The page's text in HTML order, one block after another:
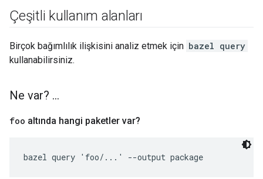
Çeşitli kullanım alanları
Birçok bağımlılık ilişkisini analiz etmek için bazel query
kullanabilirsiniz.
Ne var? ...
foo altında hangi paketler var?
bazel query 'foo/...' --output package